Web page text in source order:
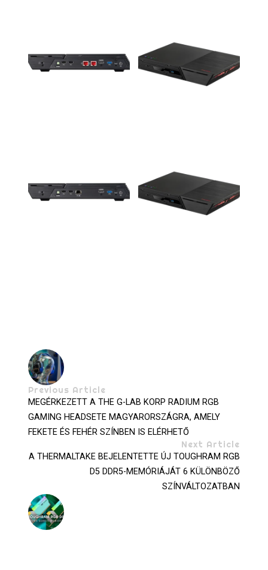
Previous Article
MEGÉRKEZETT A THE G-LAB KORP RADIUM RGB
GAMING HEADSETE MAGYARORSZÁGRA, AMELY
FEKETE ÉS FEHÉR SZÍNBEN IS ELÉRHETŐ
Next Article
A THERMALTAKE BEJELENTETTE ÚJ TOUGHRAM RGB
D5 DDR5-MEMÓRIÁJÁT 6 KÜLÖNBÖZŐ
SZÍNVÁLTOZATBAN